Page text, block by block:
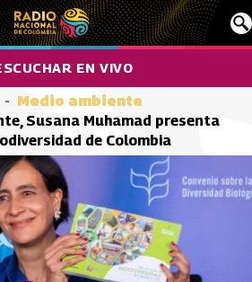
EN VIVO
Medio ambiente
Susana Muhamad presenta
de Colombia